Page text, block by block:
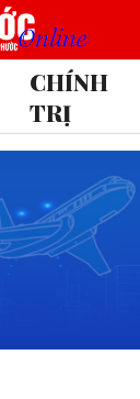
CHÍNH
TRỊ